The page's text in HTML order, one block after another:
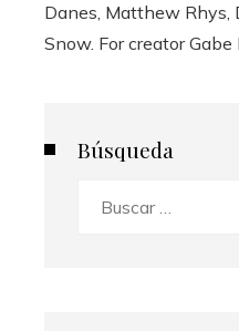
Danes, Matthew Rhys,
Snow. For creator Gabe
Búsqueda